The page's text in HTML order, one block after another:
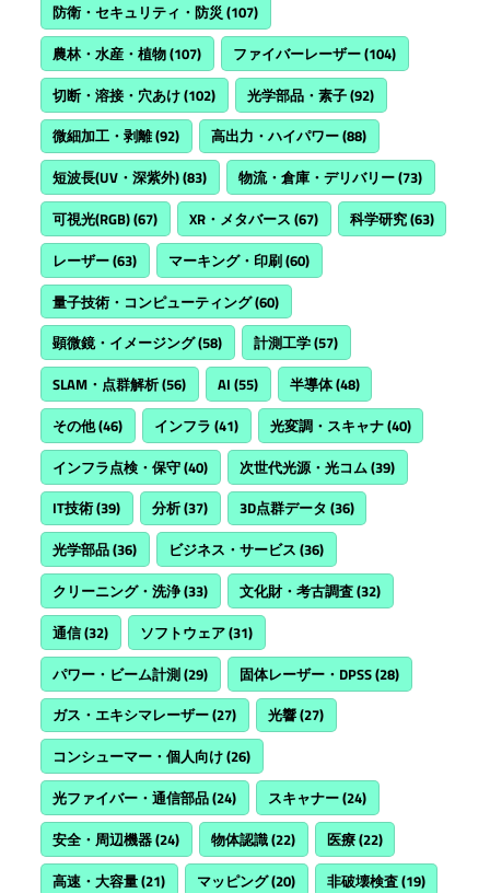
防衛・セキュリティ・防災(107)
農林・水産・植物(107) ファイバーレーザー(104)
切断・溶接・穴あけ(102) 光学部品・素子(92)
微細加工・剥離(92) 高出力・ハイパワー(88)
短波長(UV・深紫外)(83) 物流・倉庫・デリバリー(73)
可視光(RGB)(67) XR・メタバース (67) 科学研究(63)
レーザー(63) マーキング・印刷(60)
量子技術・コンピューティング(60)
顕微鏡・イメージング(58) 計測工学(57)
SLAM・点群解析(56) AI (55) 半導体(48)
その他(46) インフラ (41) 光変調・スキャナ(40)
インフラ点検・保守(40) 次世代光源・光コム(39)
IT技術(39) 分析(37) 3D点群データ (36)
光学部品(36) ビジネス・サービス (36)
クリーニング・洗浄(33) 文化財・考古調査(32)
通信(32) ソフトウェア(31)
パワー・ビーム計測(29) 固体レーザー・DPSS(28)
ガス・エキシマレーザー(27) 光響(27)
コンシューマー・個人向け(26)
光ファイバー・通信部品(24) スキャナー(24)
安全・周辺機器(24) 物体認識(22) 医療(22)
高速・大容量(21) マッピング(20) 非破壊検査(19)